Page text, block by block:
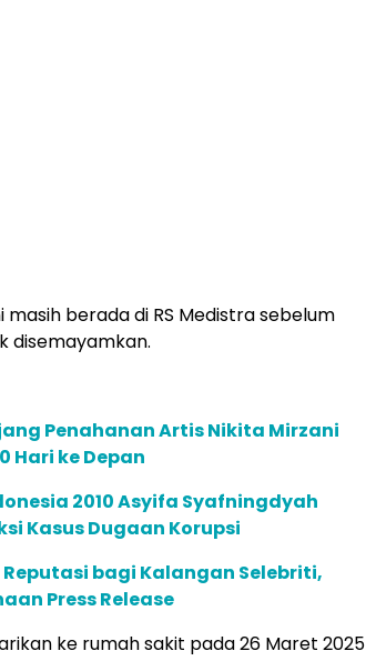
berada di RS Medistra sebelum
disemayamkan.
Penahanan Artis Nikita Mirzani
Hari ke Depan
2010 Asyifa Syafningdyah
Kasus Dugaan Korupsi
bagi Kalangan Selebriti,
Press Release
ke rumah sakit pada 26 Maret 2025